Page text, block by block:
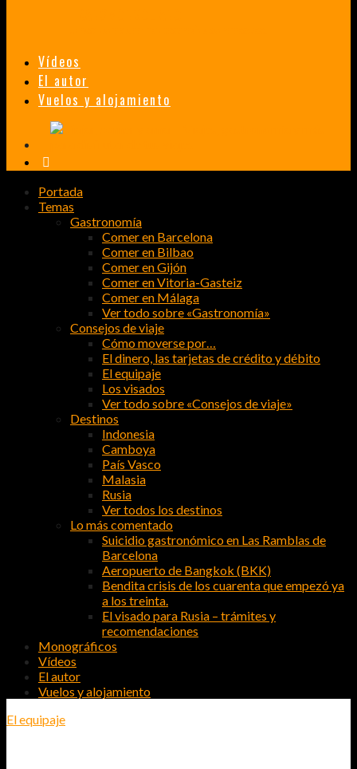
Vídeos
El autor
Vuelos y alojamiento
Portada
Temas
Gastronomía
Comer en Barcelona
Comer en Bilbao
Comer en Gijón
Comer en Vitoria-Gasteiz
Comer en Málaga
Ver todo sobre «Gastronomía»
Consejos de viaje
Cómo moverse por…
El dinero, las tarjetas de crédito y débito
El equipaje
Los visados
Ver todo sobre «Consejos de viaje»
Destinos
Indonesia
Camboya
País Vasco
Malasia
Rusia
Ver todos los destinos
Lo más comentado
Suicidio gastronómico en Las Ramblas de
Barcelona
Aeropuerto de Bangkok (BKK)
Bendita crisis de los cuarenta que empezó ya
a los treinta.
El visado para Rusia – trámites y
recomendaciones
Monográficos
Vídeos
El autor
Vuelos y alojamiento
El equipaje